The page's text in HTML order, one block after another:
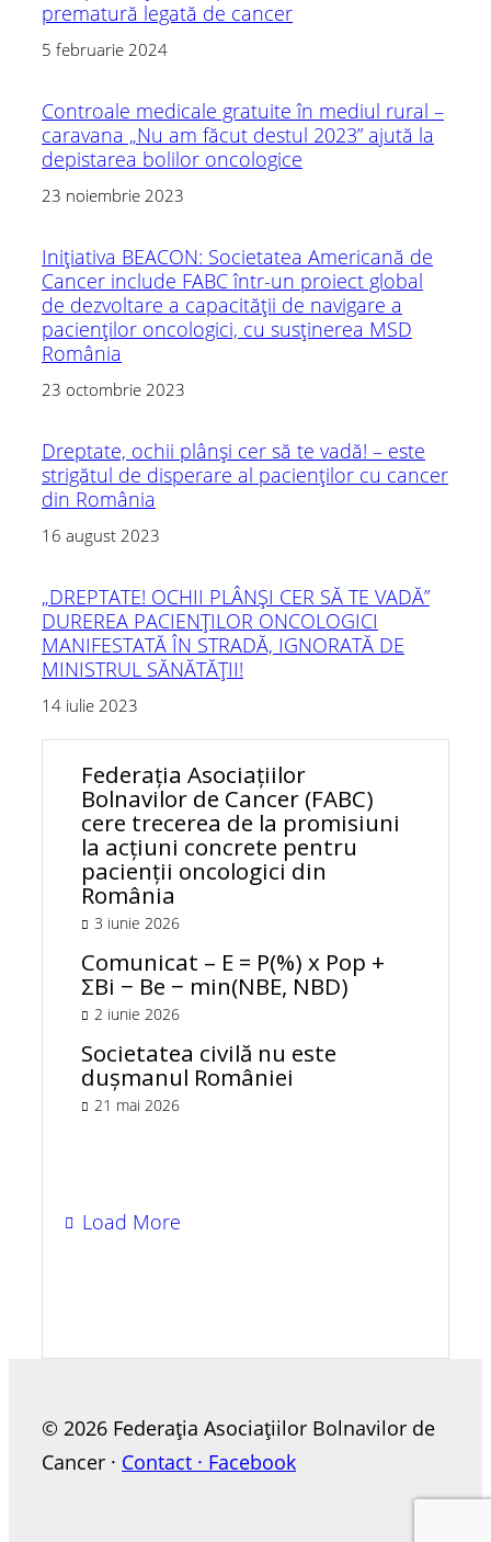
prematură legată de cancer
5 februarie 2024
Controale medicale gratuite în mediul rural –
caravana „Nu am făcut destul 2023” ajută la
depistarea bolilor oncologice
23 noiembrie 2023
Inițiativa BEACON: Societatea Americană de
Cancer include FABC într-un proiect global
de dezvoltare a capacității de navigare a
pacienților oncologici, cu susținerea MSD
România
23 octombrie 2023
Dreptate, ochii plânși cer să te vadă! – este
strigătul de disperare al pacienților cu cancer
din România
16 august 2023
„DREPTATE! OCHII PLÂNȘI CER SĂ TE VADĂ”
DUREREA PACIENȚILOR ONCOLOGICI
MANIFESTATĂ ÎN STRADĂ, IGNORATĂ DE
MINISTRUL SĂNĂTĂȚII!
14 iulie 2023
Federația Asociațiilor
Bolnavilor de Cancer (FABC)
cere trecerea de la promisiuni
la acțiuni concrete pentru
pacienții oncologici din
România
3 iunie 2026
Comunicat – E = P(%) x Pop +
ΣBi − Be − min(NBE, NBD)
2 iunie 2026
Societatea civilă nu este
dușmanul României
21 mai 2026
Load More
© 2026 Federația Asociațiilor Bolnavilor de
Cancer · Contact · Facebook